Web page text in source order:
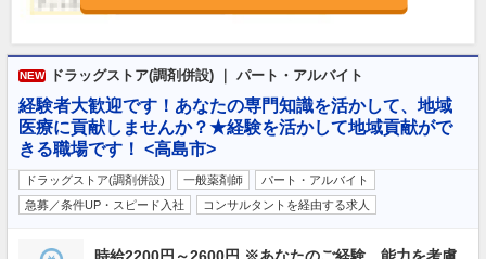
NEW ドラッグストア(調剤併設) ｜ パート・アルバイト
経験者大歓迎です！あなたの専門知識を活かして、地域
医療に貢献しませんか？★経験を活かして地域貢献がで
きる職場です！ <高島市>
ドラッグストア(調剤併設) 一般薬剤師
パート・アルバイト
急募／条件UP・スピード入社
コンサルタントを経由する求人
時給2200円～2600円 ※あなたのご経験、能力を考慮